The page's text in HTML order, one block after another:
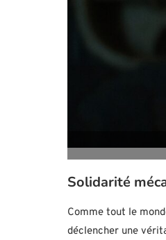
Solidarité
Comme tout le
déclencher une